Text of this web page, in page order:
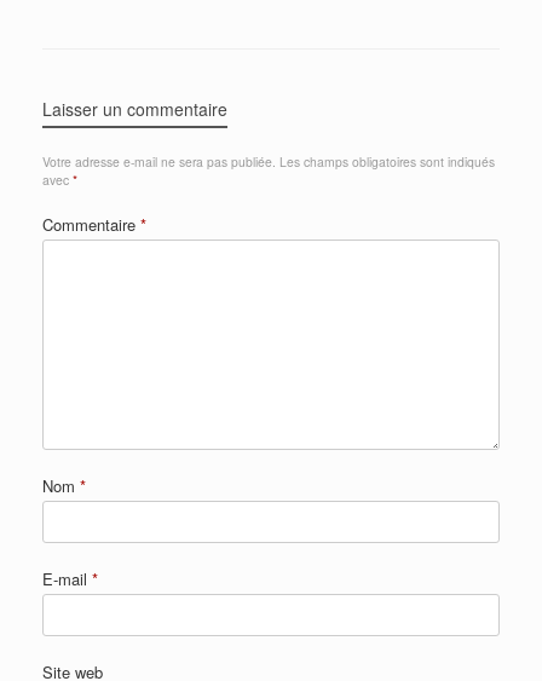
Laisser un commentaire
Votre adresse e-mail ne sera pas publiée. Les champs obligatoires sont indiqués
avec *
Commentaire *
Nom *
E-mail *
Site web